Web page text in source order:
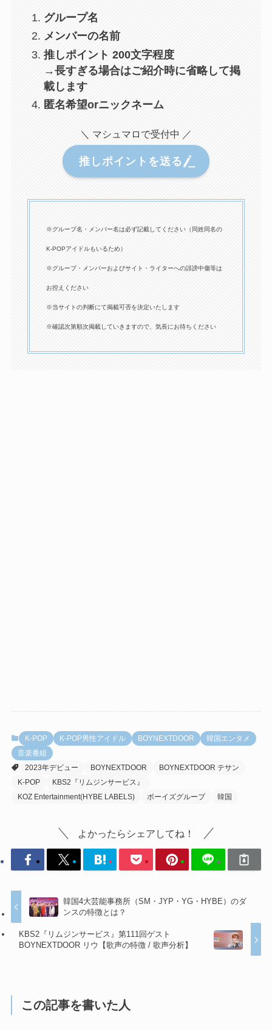
グループ名
メンバーの名前
推しポイント 200文字程度
→長すぎる場合はご紹介時に省略して掲
載します
匿名希望orニックネーム
＼ マシュマロで受付中 ／
推しポイントを送る
※グループ名・メンバー名は必ず記載してください（同姓同名の
K-POPアイドルもいるため）
※グループ・メンバーおよびサイト・ライターへの誹謗中傷等は
お控えください
※当サイトの判断にて掲載可否を決定いたします
※確認次第順次掲載していきますので、気長にお待ちください
K-POP K-POP男性アイドル BOYNEXTDOOR
韓国エンタメ
音楽番組
2023年デビュー
BOYNEXTDOOR
BOYNEXTDOOR テサン
K-POP
KBS2『リムジンサービス』
KOZ Entertainment(HYBE LABELS)
ボーイズグループ 韓国
よかったらシェアしてね！
韓国4大芸能事務所（SM・JYP・YG・HYBE）のダ
ンスの特徴とは？
KBS2『リムジンサービス』第111回ゲスト
BOYNEXTDOOR リウ【歌声の特徴 / 歌声分析】
この記事を書いた人